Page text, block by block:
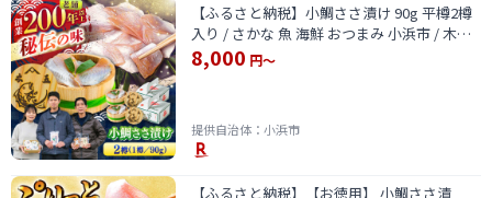
【ふるさと納税】小鯛ささ漬け 90g 平樽2樽
入り / さかな 魚 海鮮 おつまみ 小浜市 / 木五
商店[BFDA008]
8,000 円～
提供自治体：小浜市
【ふるさと納税】【お徳用】 小鯛ささ漬